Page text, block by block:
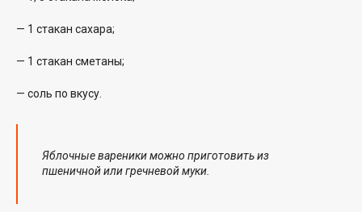
— 1 стакан сахара;
— 1 стакан сметаны;
— соль по вкусу.
Яблочные вареники можно приготовить из
пшеничной или гречневой муки.